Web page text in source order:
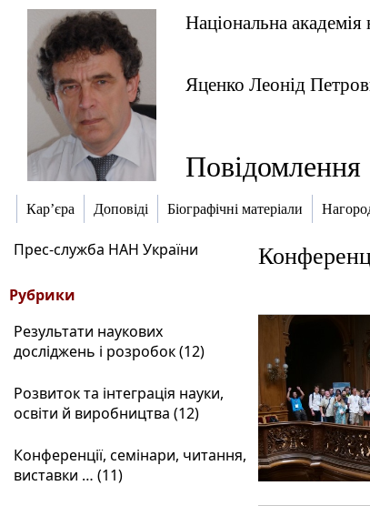
Національна академія
Яценко Леонід
Повідомлення
Кар’єра Доповіді Біографічні матеріали
Прес-служба НАН України
Рубрики
Результати наукових
досліджень і розробок (12)
Розвиток та інтеграція науки,
освіти й виробництва (12)
Конференції, семінари, читання,
виставки … (11)